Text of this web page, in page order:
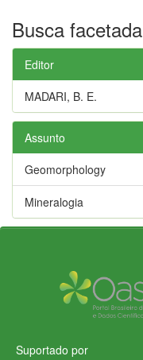
Busca facetada
Editor
MADARI, B. E.
Assunto
Geomorphology
Mineralogia
Suportado por